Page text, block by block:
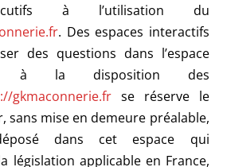
à l’utilisation du
. Des espaces interactifs
des questions dans l’espace
à la disposition des
gkmaconnerie.fr se réserve le
sans mise en demeure préalable,
dans cet espace qui
législation applicable en France,